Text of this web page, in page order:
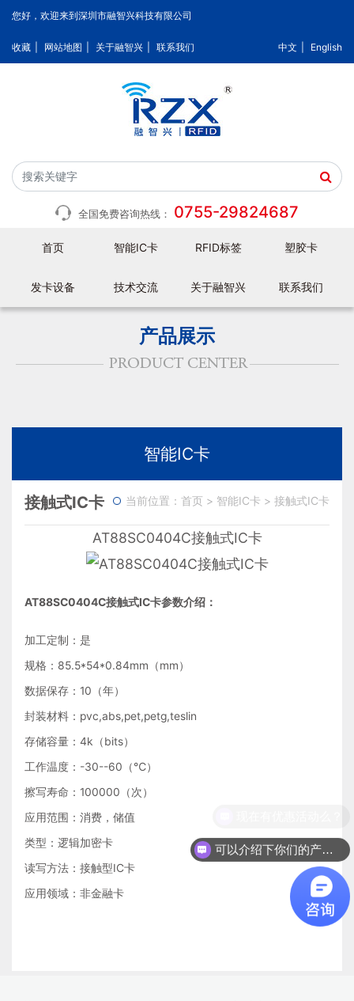
您好，欢迎来到深圳市融智兴科技有限公司
收藏 网站地图 关于融智兴 联系我们 中文 English
全国免费咨询热线： 0755-29824687
首页 智能IC卡 RFID标签 塑胶卡
发卡设备 技术交流 关于融智兴 联系我们
产品展示
智能IC卡
接触式IC卡 当前位置： 首页 > 智能IC卡 > 接触式IC卡
AT88SC0404C接触式IC卡
AT88SC0404C接触式IC卡参数介绍：
加工定制：是
规格：85.5*54*0.84mm（mm）
数据保存：10（年）
封装材料：pvc,abs,pet,petg,teslin
存储容量：4k（bits）
工作温度：-30--60（℃）
擦写寿命：100000（次）
应用范围：消费，储值
类型：逻辑加密卡
读写方法：接触型IC卡
应用领域：非金融卡
可以介绍下你们的产品么？